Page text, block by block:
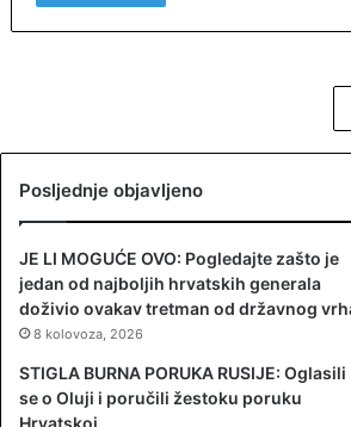
Posljednje objavljeno
JE LI MOGUĆE OVO: Pogledajte zašto je
jedan od najboljih hrvatskih generala
doživio ovakav tretman od državnog
8 kolovoza, 2026
STIGLA BURNA PORUKA RUSIJE: Oglasili
se o Oluji i poručili žestoku poruku
Hrvatskoj